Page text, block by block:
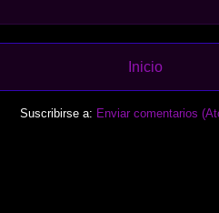
Inicio
Suscribirse a: Enviar comentarios